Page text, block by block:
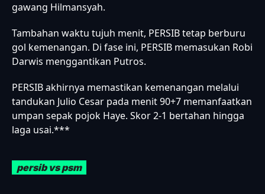
gawang Hilmansyah.
Tambahan waktu tujuh menit, PERSIB tetap berburu
gol kemenangan. Di fase ini, PERSIB memasukan Robi
Darwis menggantikan Putros.
PERSIB akhirnya memastikan kemenangan melalui
tandukan Julio Cesar pada menit 90+7 memanfaatkan
umpan sepak pojok Haye. Skor 2-1 bertahan hingga
laga usai.***
persib vs psm